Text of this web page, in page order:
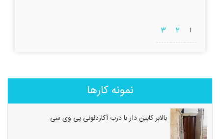
۱ ۲ ۳
نمونه کارها
بالابر کابین دار با درب آکاردئونی پی وی سی